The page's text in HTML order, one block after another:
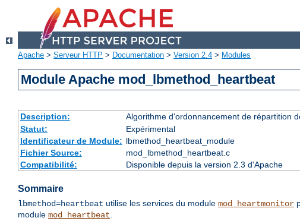
Apache > Serveur HTTP > Documentation > Version 2.4 > Modules
Module Apache mod_lbmethod_heartbeat
Description: Algorithme d'ordonnancement de répartition
Statut:
Expérimental
Identificateur de Module: lbmethod_heartbeat_module
Fichier Source:
mod_lbmethod_heartbeat.c
Compatibilité:
Disponible depuis la version 2.3 d'Apache
Sommaire
lbmethod=heartbeat utilise les services du module mod_heartmonitor
module mod_heartbeat.